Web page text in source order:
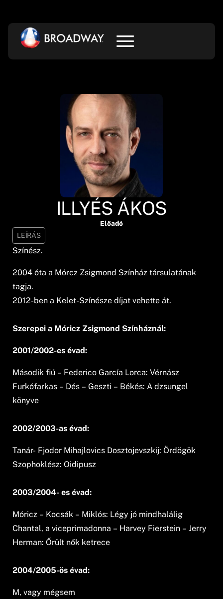
ILLYÉS ÁKOS
Előadó
LEÍRÁS
Színész.
2004 óta a Mórcz Zsigmond Színház társulatának
tagja.
2012-ben a Kelet-Színésze díjat vehette át.
Szerepei a Móricz Zsigmond Színháznál:
2001/2002-es évad:
Második fiú – Federico García Lorca: Vérnász
Furkófarkas – Dés – Geszti – Békés: A dzsungel
könyve
2002/2003-as évad:
Tanár- Fjodor Mihajlovics Dosztojevszkij: Ördögök
Szophoklész: Oidipusz
2003/2004- es évad:
Móricz – Kocsák – Miklós: Légy jó mindhalálig
Chantal, a viceprimadonna – Harvey Fierstein – Jerry
Herman: Őrült nők ketrece
2004/2005-ös évad:
M, vagy mégsem